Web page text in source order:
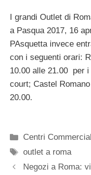
I grandi Outlet di
a Pasqua 2017, 16
PAsquetta invece
con i seguenti orari:
10.00 alle 21.00 per
court; Castel
20.00.
Categorie
Centri
Tag
outlet a roma
Negozi a Roma: